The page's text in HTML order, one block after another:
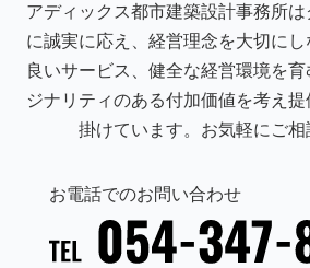
アディックス都市建築設計事務所
に誠実に応え、経営理念を大切に
良いサービス、健全な経営環境を
ジナリティのある付加価値を考え
掛けています。お気軽にご相
お電話でのお問い合わせ